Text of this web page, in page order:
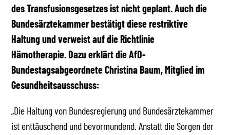
des Transfusionsgesetzes ist nicht geplant. Auch die
Bundesärztekammer bestätigt diese restriktive
Haltung und verweist auf die Richtlinie
Hämotherapie. Dazu erklärt die AfD-
Bundestagsabgeordnete Christina Baum, Mitglied im
Gesundheitsausschuss:
„Die Haltung von Bundesregierung und Bundesärztekammer
ist enttäuschend und bevormundend. Anstatt die Sorgen der